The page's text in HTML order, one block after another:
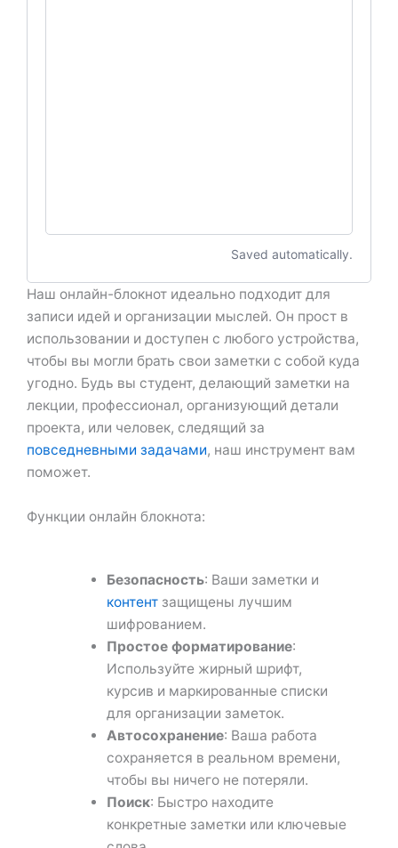
Saved automatically.
Наш онлайн-блокнот идеально подходит для
записи идей и организации мыслей. Он прост в
использовании и доступен с любого устройства,
чтобы вы могли брать свои заметки с собой куда
угодно. Будь вы студент, делающий заметки на
лекции, профессионал, организующий детали
проекта, или человек, следящий за
повседневными задачами, наш инструмент вам
поможет.
Функции онлайн блокнота:
Безопасность: Ваши заметки и
контент защищены лучшим
шифрованием.
Простое форматирование:
Используйте жирный шрифт,
курсив и маркированные списки
для организации заметок.
Автосохранение: Ваша работа
сохраняется в реальном времени,
чтобы вы ничего не потеряли.
Поиск: Быстро находите
конкретные заметки или ключевые